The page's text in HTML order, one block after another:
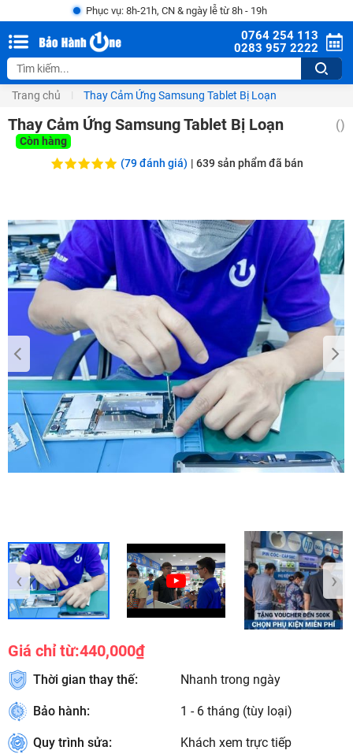
Phục vụ: 8h-21h, CN & ngày lễ từ 8h - 19h
0764 254 113
0283 957 2222
Trang chủ Thay Cảm Ứng Samsung Tablet Bị Loạn
Thay Cảm Ứng Samsung Tablet Bị Loạn ()
Còn hàng
(79 đánh giá) | 639sản phẩm đã bán
‹ ›
Giá chỉ từ:440,000₫
Thời gian thay thế: Nhanh trong ngày
Bảo hành: 1 - 6 tháng (tùy loại)
Quy trình sửa: Khách xem trực tiếp